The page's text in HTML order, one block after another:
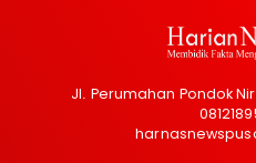
Jl. Perumahan Pondok